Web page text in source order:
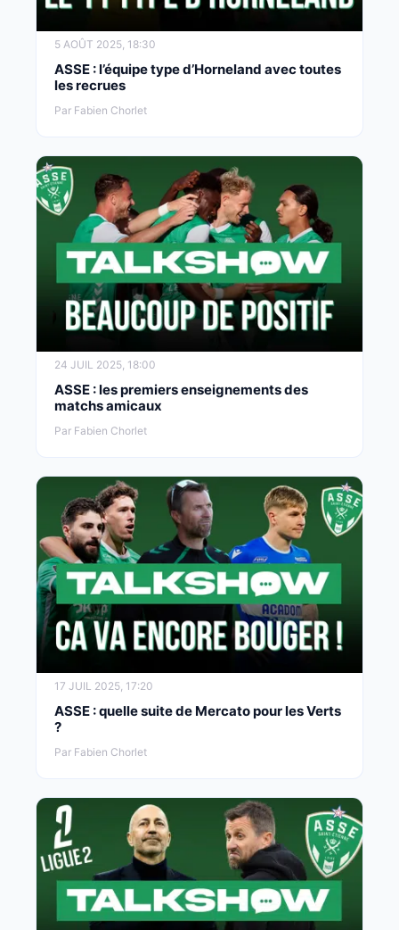
5 AOÛT 2025, 18:30
ASSE : l’équipe type d’Horneland avec toutes
les recrues
Par Fabien Chorlet
24 JUIL 2025, 18:00
ASSE : les premiers enseignements des
matchs amicaux
Par Fabien Chorlet
17 JUIL 2025, 17:20
ASSE : quelle suite de Mercato pour les Verts
?
Par Fabien Chorlet